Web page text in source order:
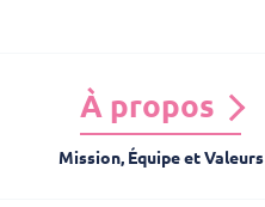
À propos
Mission, Équipe et Valeurs